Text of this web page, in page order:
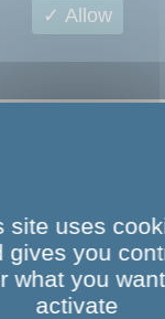
✓ Allow
Les plus-
»
is
site uses
gives you
what you
activate